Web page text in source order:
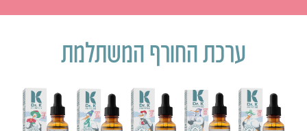
ערכת החורף המשתלמת